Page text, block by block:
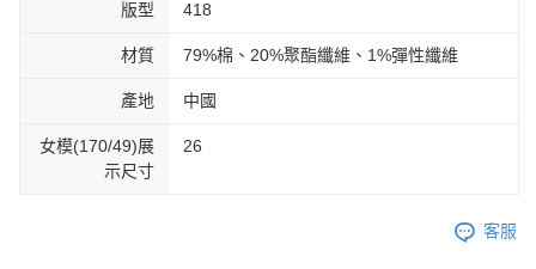
版型 418
材質 79%棉、20%聚酯纖維、1%彈性纖維
產地 中國
女模(170/49)展
示尺寸
26
客服